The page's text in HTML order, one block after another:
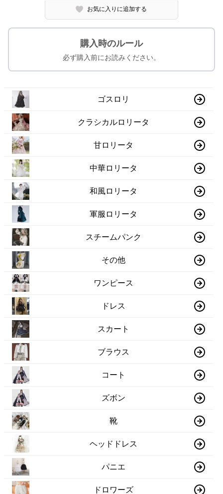
お気に入りに追加する
購入時のルール
必ず購入前にお読みください。
ゴスロリ
クラシカルロリータ
甘ロリータ
中華ロリータ
和風ロリータ
軍服ロリータ
スチームパンク
その他
ワンピース
ドレス
スカート
ブラウス
コート
ズボン
靴
ヘッドドレス
パニエ
ドロワーズ